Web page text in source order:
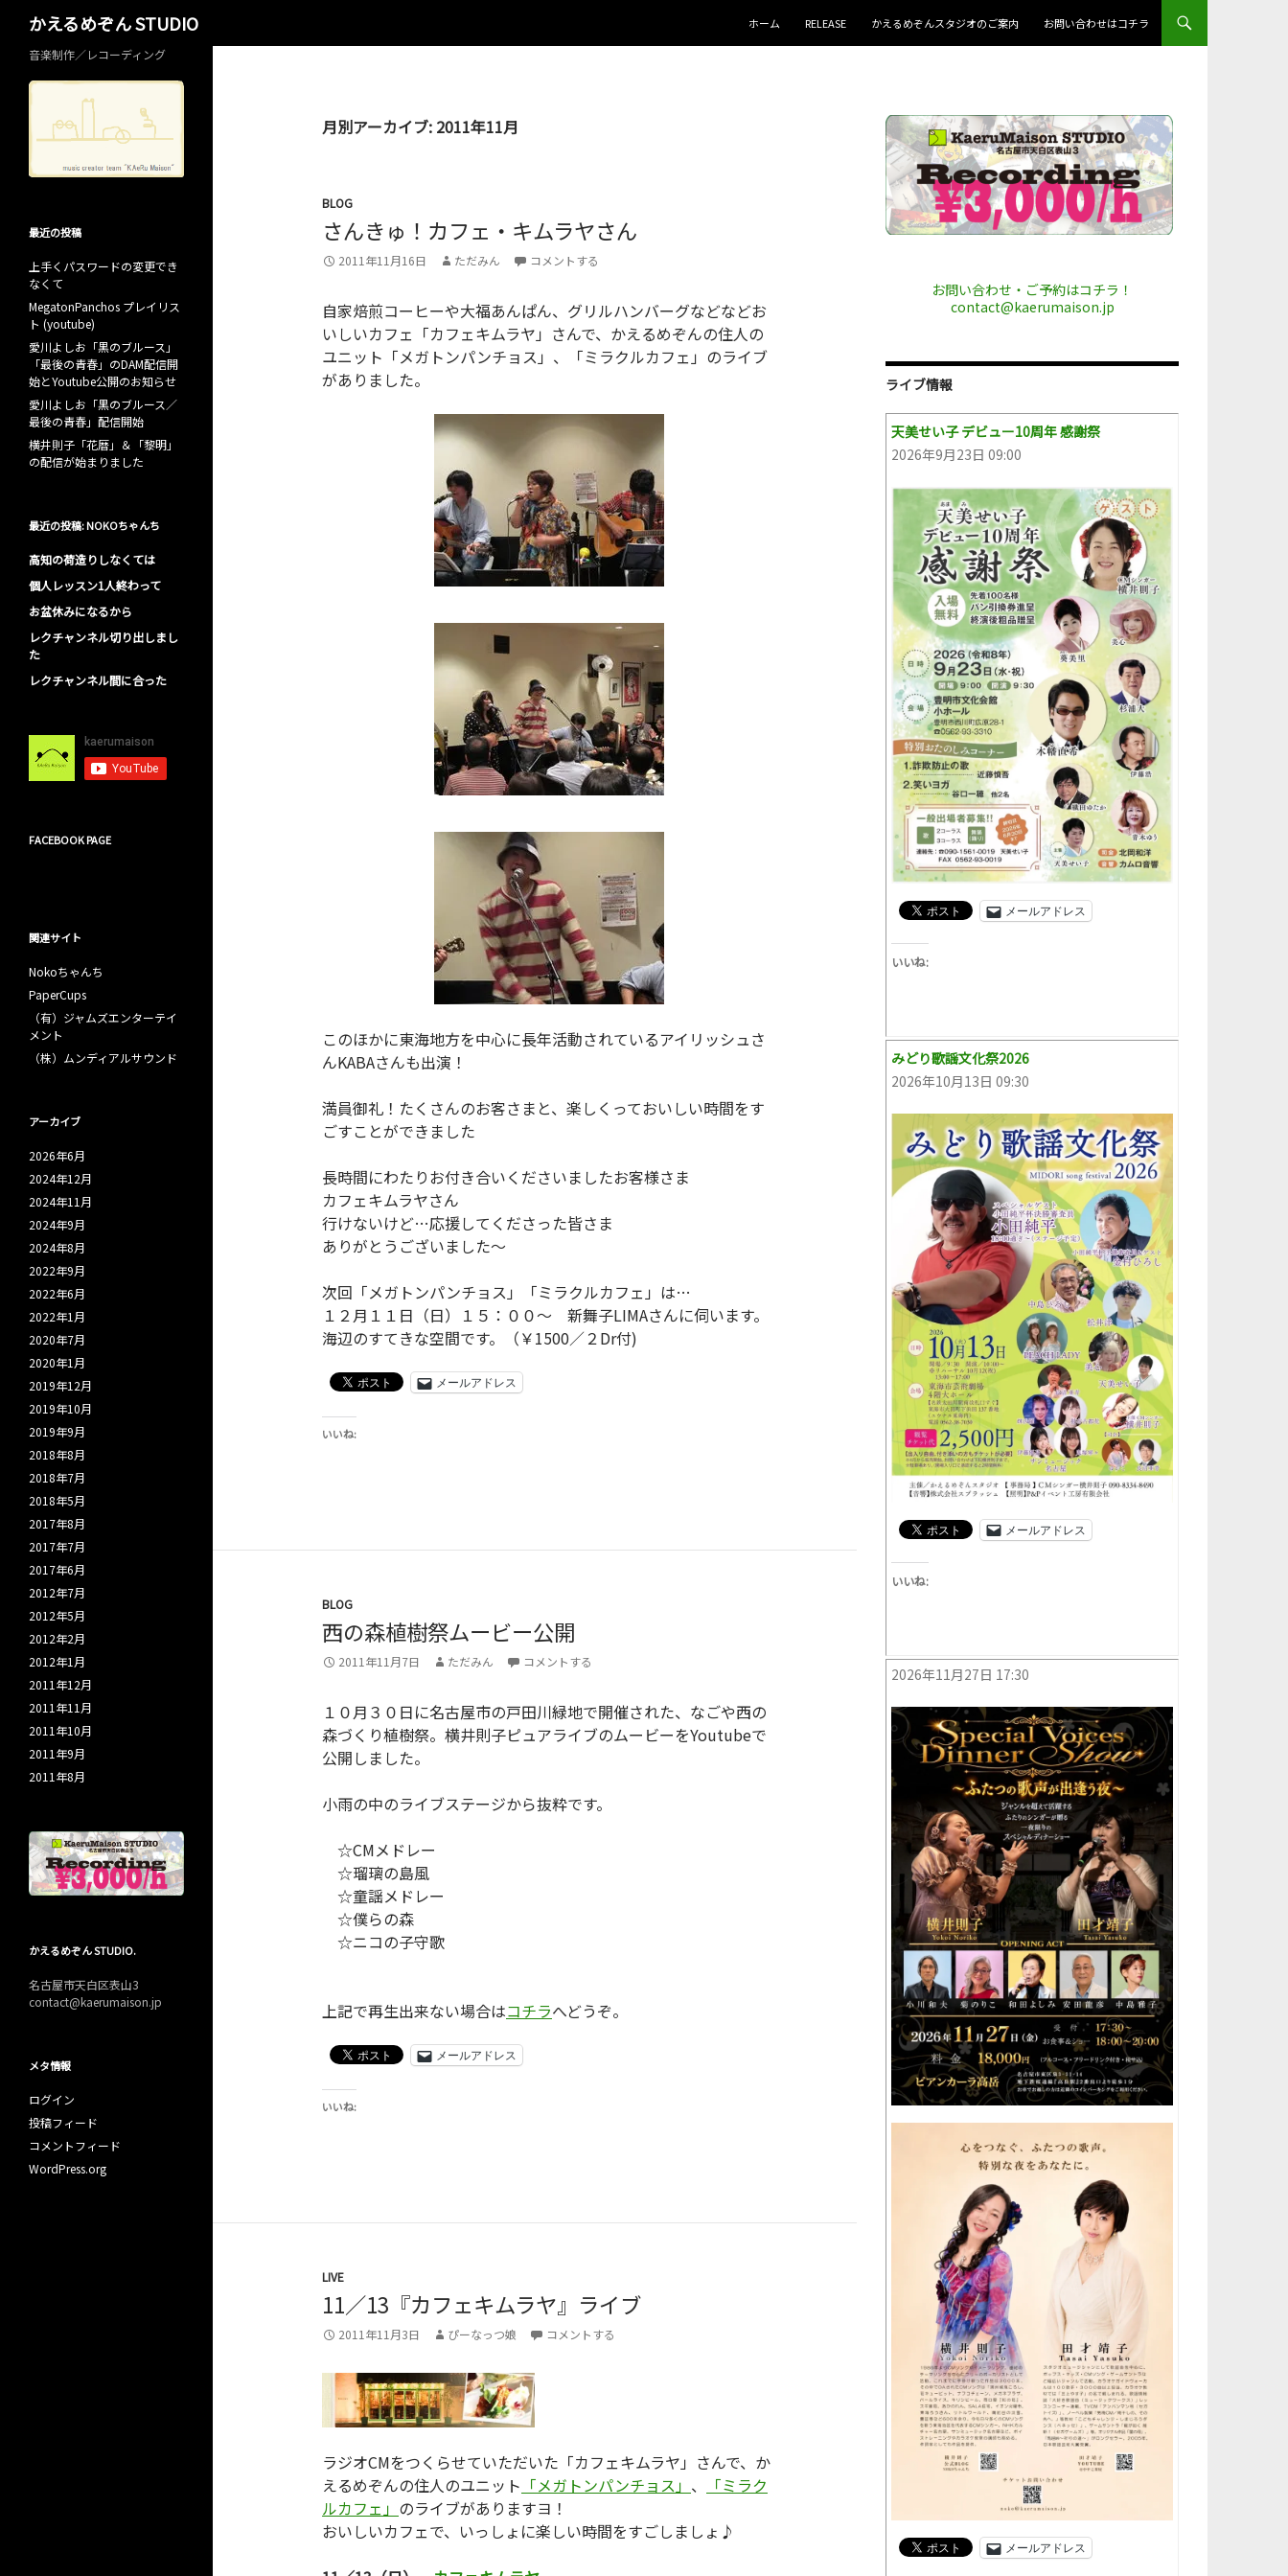
かえるめぞん STUDIO
ホーム
RELEASE かえるめぞんスタジオのご案内 お問い合わせはコチラ
月別アーカイブ: 2011年11月
BLOG
さんきゅ！カフェ・キムラヤさん
2011年11月16日 ただみん コメントする
自家焙煎コーヒーや大福あんぱん、グリルハンバーグなどなどお
いしいカフェ「カフェキムラヤ」さんで、かえるめぞんの住人の
ユニット「メガトンパンチョス」、「ミラクルカフェ」のライブ
がありました。
このほかに東海地方を中心に長年活動されているアイリッシュさ
んKABAさんも出演！
満員御礼！たくさんのお客さまと、楽しくっておいしい時間をす
ごすことができました
長時間にわたりお付き合いくださいましたお客様さま
カフェキムラヤさん
行けないけど…応援してくださった皆さま
ありがとうございました〜
次回「メガトンパンチョス」「ミラクルカフェ」は…
１２月１１日（日）１５：００〜 新舞子LIMAさんに伺います。
海辺のすてきな空間です。（￥1500／２Dr付)
メールアドレス
いいね:
BLOG
西の森植樹祭ムービー公開
2011年11月7日 ただみん コメントする
１０月３０日に名古屋市の戸田川緑地で開催された、なごや西の
森づくり植樹祭。横井則子ピュアライブのムービーをYoutubeで
公開しました。
小雨の中のライブステージから抜粋です。
☆CMメドレー
☆瑠璃の島風
☆童謡メドレー
☆僕らの森
☆ニコの子守歌
上記で再生出来ない場合はコチラへどうぞ。
メールアドレス
いいね:
LIVE
11／13『カフェキムラヤ』ライブ
2011年11月3日 ぴーなっつ娘 コメントする
ラジオCMをつくらせていただいた「カフェキムラヤ」さんで、か
えるめぞんの住人のユニット 「メガトンパンチョス」 、
「ミラク
ルカフェ」 のライブがありますヨ！
おいしいカフェで、いっしょに楽しい時間をすごしましょ♪
お問い合わせ・ご予約はコチラ！
contact@kaerumaison.jp
ライブ情報
天美せい子 デビュー10周年 感謝祭
2026年9月23日 09:00
メールアドレス
いいね:
みどり歌謡文化祭2026
2026年10月13日 09:30
メールアドレス
いいね:
2026年11月27日 17:30
メールアドレス
音楽制作／レコーディング
最近の投稿
上手くパスワードの変更でき
なくて
MegatonPanchos プレイリス
ト (youtube)
愛川よしお「黒のブルース」
「最後の青春」のDAM配信開
始とYoutube公開のお知らせ
愛川よしお「黒のブルース／
最後の青春」配信開始
横井則子「花暦」＆「黎明」
の配信が始まりました
最近の投稿: NOKOちゃんち
高知の荷造りしなくては
個人レッスン1人終わって
お盆休みになるから
レクチャンネル切り出しまし
た
レクチャンネル間に合った
FACEBOOK PAGE
関連サイト
Nokoちゃんち
PaperCups
（有）ジャムズエンターテイ
メント
（株）ムンディアルサウンド
アーカイブ
2026年6月
2024年12月
2024年11月
2024年9月
2024年8月
2022年9月
2022年6月
2022年1月
2020年7月
2020年1月
2019年12月
2019年10月
2019年9月
2018年8月
2018年7月
2018年5月
2017年8月
2017年7月
2017年6月
2012年7月
2012年5月
2012年2月
2012年1月
2011年12月
2011年11月
2011年10月
2011年9月
2011年8月
かえるめぞん STUDIO.
名古屋市天白区表山3
contact@kaerumaison.jp
メタ情報
ログイン
投稿フィード
コメントフィード
WordPress.org